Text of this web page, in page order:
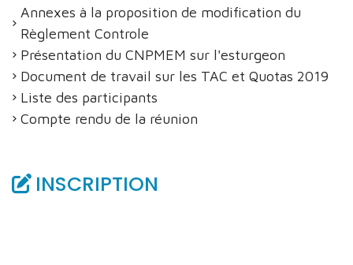
Annexes à la proposition de modification du
Règlement Controle
Présentation du CNPMEM sur l'esturgeon
Document de travail sur les TAC et Quotas 2019
Liste des participants
Compte rendu de la réunion
INSCRIPTION